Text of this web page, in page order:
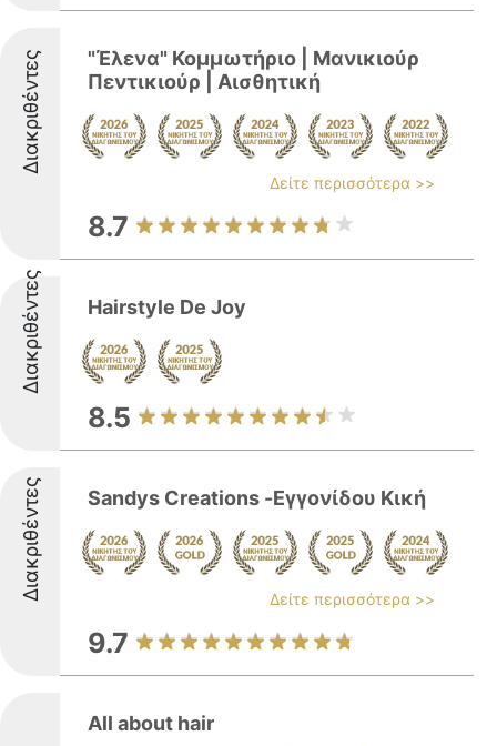
Διακριθέντες
"Έλενα" Κομμωτήριο | Μανικιούρ
Πεντικιούρ | Αισθητική
Δείτε περισσότερα >>
8.7
Διακριθέντες Hairstyle De Joy
8.5
Διακριθέντες Sandys Creations -Εγγονίδου Κική
Δείτε περισσότερα >>
9.7
All about hair